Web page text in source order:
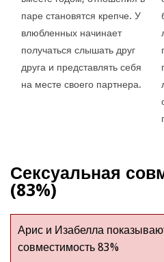
паре становятся крепче. У
влюбленных начинает
получаться слышать друг
друга и представлять себя
на месте своего партнера.
Сексуальная
(83%)
Арис и Изабелла
совместимость 83%